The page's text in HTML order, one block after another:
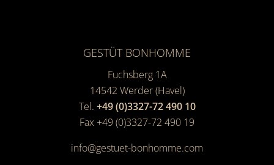
GESTÜT BONHOMME
Fuchsberg 1A
14542 Werder (Havel)
Tel. +49 (0)3327-72 490 10
Fax +49 (0)3327-72 490 19
info@gestuet-bonhomme.com